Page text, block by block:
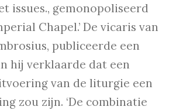
issues., gemonopoliseerd
Chapel.’ De vicaris van
publiceerde een
hij verklaarde dat een
van de liturgie een
zou zijn. ‘De combinatie